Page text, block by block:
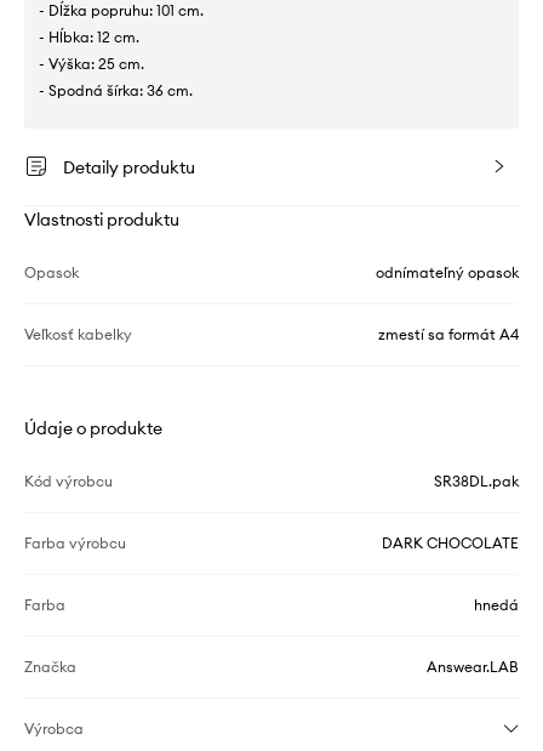
- Dĺžka popruhu: 101 cm.
- Hĺbka: 12 cm.
- Výška: 25 cm.
- Spodná šírka: 36 cm.
Detaily produktu
Vlastnosti produktu
Opasok odnímateľný opasok
Veľkosť kabelky zmestí sa formát A4
Údaje o produkte
Kód výrobcu SR38DL.pak
Farba výrobcu DARK CHOCOLATE
Farba hnedá
Značka Answear.LAB
Výrobca